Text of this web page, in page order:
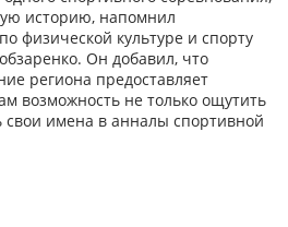
историю, напомнил
физической культуре и спорту
Он добавил, что
региона предоставляет
возможность не только ощутить
свои имена в анналы спортивной